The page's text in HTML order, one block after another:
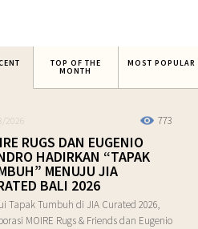
TOP OF THE
MONTH
MOST POPULAR
773
2026
RUGS DAN EUGENIO
HADIRKAN “TAPAK
MENUJU JIA
BALI 2026
Tapak Tumbuh di JIA Curated 2026,
MOIRE Rugs & Friends dan Eugenio